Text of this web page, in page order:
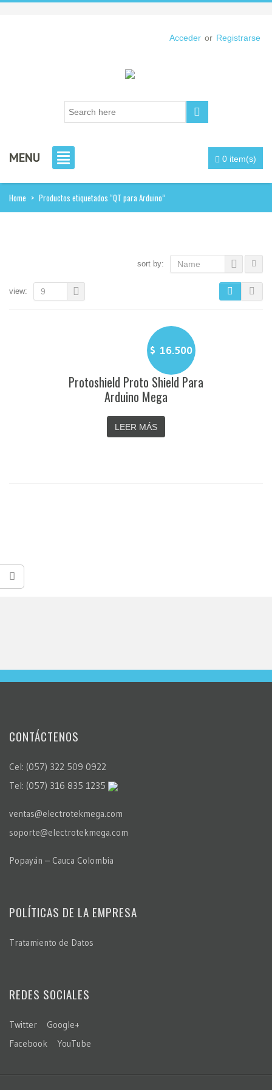
Acceder or Registrarse
MENU 0 item(s)
Home > Productos etiquetados “QT para Arduino”
sort by: Name
view: 9
$ 16.500
Protoshield Proto Shield Para
Arduino Mega
LEER MÁS
CONTÁCTENOS
Cel: (057) 322 509 0922
Tel: (057) 316 835 1235
ventas@electrotekmega.com
soporte@electrotekmega.com
Popayán – Cauca Colombia
POLÍTICAS DE LA EMPRESA
Tratamiento de Datos
REDES SOCIALES
Twitter
Google+
Facebook
YouTube